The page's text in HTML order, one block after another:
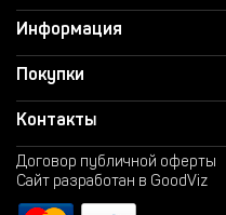
Информация
Покупки
Контакты
Договор публичной оферты
Сайт разработан в GoodViz